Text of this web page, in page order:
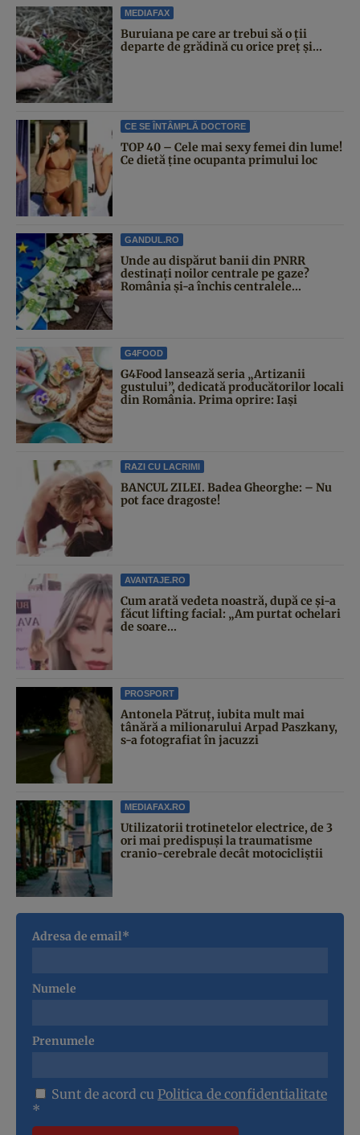
MEDIAFAX
Buruiana pe care ar trebui să o ții
departe de grădină cu orice preț și...
CE SE ÎNTÂMPLĂ DOCTORE
TOP 40 – Cele mai sexy femei din lume!
Ce dietă ține ocupanta primului loc
GANDUL.RO
Unde au dispărut banii din PNRR
destinați noilor centrale pe gaze?
România și-a închis centralele...
G4FOOD
G4Food lansează seria „Artizanii
gustului”, dedicată producătorilor locali
din România. Prima oprire: Iași
RAZI CU LACRIMI
BANCUL ZILEI. Badea Gheorghe: – Nu
pot face dragoste!
AVANTAJE.RO
Cum arată vedeta noastră, după ce și-a
făcut lifting facial: „Am purtat ochelari
de soare...
PROSPORT
Antonela Pătruț, iubita mult mai
tânără a milionarului Arpad Paszkany,
s-a fotografiat în jacuzzi
MEDIAFAX.RO
Utilizatorii trotinetelor electrice, de 3
ori mai predispuși la traumatisme
cranio-cerebrale decât motocicliștii
Adresa de email*
Numele
Prenumele
Sunt de acord cu Politica de confidentialitate
*